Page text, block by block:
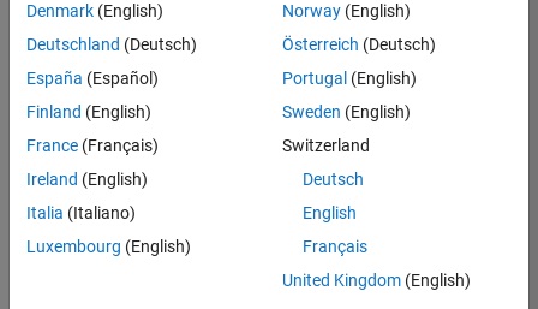
generated HDL
Eligible for Use with MATLAB Compiler and
Eligible for Use with Parallel Computing
Toolbox and MATLAB Parallel Server
Yes
Denmark (English)
Deutschland (Deutsch)
España (Español)
Finland (English)
France (Français)
Ireland (English)
Italia (Italiano)
Luxembourg (English)
Norway(English)
Österreich (Deutsch)
Portugal (English)
Sweden (English)
Switzerland
Deutsch
English
Français
United Kingdom(English)